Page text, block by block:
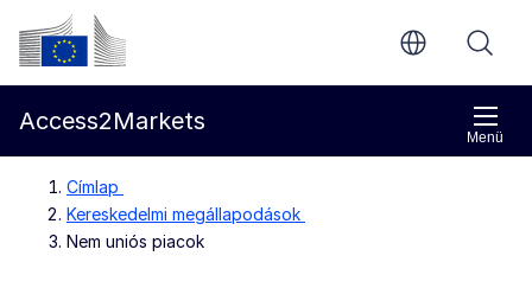
Ugrás a fő tartalomra
Európai Bizottság
Menü
Access2Markets
Címlap
Kereskedelmi megállapodások
Nem uniós piacok